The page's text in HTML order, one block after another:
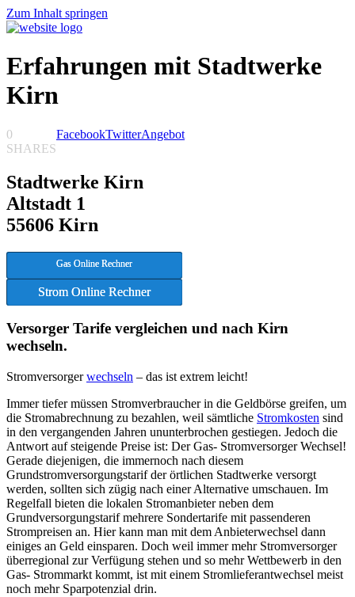
Zum Inhalt springen
Erfahrungen mit Stadtwerke
Kirn
0
SHARES
FacebookTwitterAngebot
Stadtwerke Kirn
Altstadt 1
55606 Kirn
Gas Online Rechner
Strom Online Rechner
Versorger Tarife vergleichen und nach Kirn
wechseln.
Stromversorgerwechseln – das ist extrem leicht!
Immer tiefer müssen Stromverbraucher in die Geldbörse greifen, um
die Stromabrechnung zu bezahlen, weil sämtliche Stromkosten sind
in den vergangenden Jahren ununterbrochen gestiegen. Jedoch die
Antwort auf steigende Preise ist: Der Gas- Stromversorger Wechsel!
Gerade diejenigen, die immernoch nach diesem
Grundstromversorgungstarif der örtlichen Stadtwerke versorgt
werden, sollten sich zügig nach einer Alternative umschauen. Im
Regelfall bieten die lokalen Stromanbieter neben dem
Grundversorgungstarif mehrere Sondertarife mit passenderen
Strompreisen an. Hier kann man mit dem Anbieterwechsel dann
einiges an Geld einsparen. Doch weil immer mehr Stromversorger
überregional zur Verfügung stehen und so mehr Wettbewerb in den
Gas- Strommarkt kommt, ist mit einem Stromlieferantwechsel meist
noch mehr Sparpotenzial drin.